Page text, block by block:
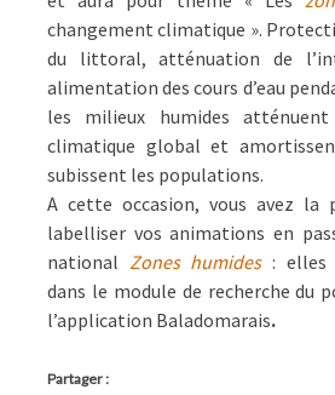
changement climatique ».
du littoral, atténuation de
alimentation des cours d’eau
les milieux humides
climatique global et
subissent les populations.
A cette occasion, vous avez la
labelliser vos animations en
national Zones humides: elles
dans le module de recherche du
l’application Baladomarais.
Partager :